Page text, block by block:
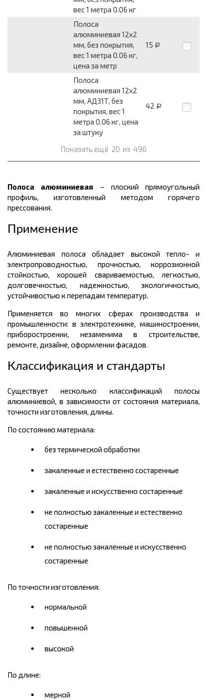
вес 1 метра 0.06 кг
Полоса
алюминиевая 12x2
мм, без покрытия,
вес 1 метра 0.06 кг,
цена за метр
15 Р
Полоса
алюминиевая 12x2
мм, АД31Т, без
покрытия, вес 1
метра 0.06 кг, цена
за штуку
42 Р
Показать ещё 20 из 496
Полоса алюминиевая – плоский прямоугольный
профиль, изготовленный методом горячего
прессования.
Применение
Алюминиевая полоса обладает высокой тепло- и
электропроводностью, прочностью, коррозионной
стойкостью, хорошей свариваемостью, легкостью,
долговечностью, надежностью, экологичностью,
устойчивостью к перепадам температур.
Применяется во многих сферах производства и
промышленности: в электротехнике, машиностроении,
приборостроении, незаменима в строительстве,
ремонте, дизайне, оформлении фасадов.
Классификация и стандарты
Существует несколько классификаций полосы
алюминиевой, в зависимости от состояния материала,
точности изготовления, длины.
По состоянию материала:
без термической обработки
закаленные и естественно состаренные
закаленные и искусственно состаренные
не полностью закаленные и естественно
состаренные
не полностью закаленные и искусственно
состаренные
По точности изготовления:
нормальной
повышенной
высокой
По длине:
мерной